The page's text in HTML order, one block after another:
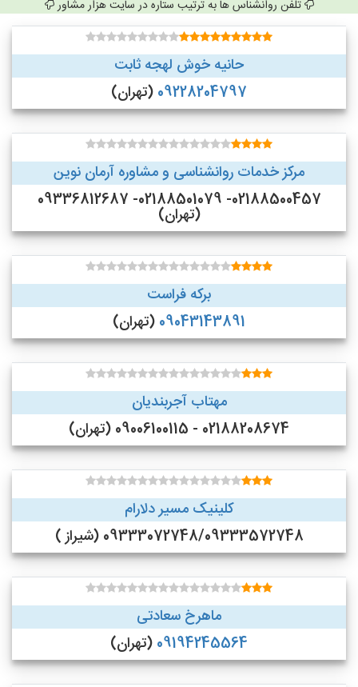
تلفن روانشناس ها به ترتیب ستاره در سایت هزار مشاور
حانیه خوش لهجه ثابت
09228204797 (تهران)
مرکز خدمات روانشناسی و مشاوره آرمان نوین
02188500457- 02188501079- 09336812687
(تهران)
برکه فراست
09043143891 (تهران)
مهتاب آجربندیان
02188208674 - 09006100115 (تهران)
کلینیک مسیر دلارام
09333072748/09333572748 (شیراز )
ماهرخ سعادتی
09194245564 (تهران)